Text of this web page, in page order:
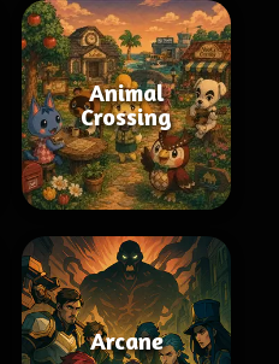
Animal
Crossing
Arcane